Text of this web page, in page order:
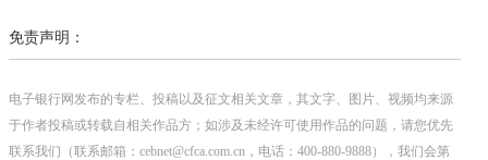
免责声明：
电子银行网发布的专栏、投稿以及征文相关文章，其文字、图片、视频均来源
于作者投稿或转载自相关作品方；如涉及未经许可使用作品的问题，请您优先
联系我们（联系邮箱：cebnet@cfca.com.cn，电话：400-880-9888），我们会第